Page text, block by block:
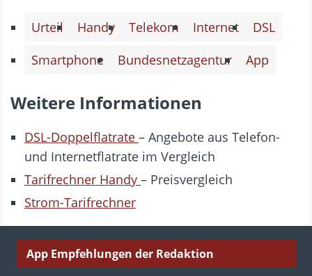
Urteil Handy Telekom Internet
DSL
Smartphone
Bundesnetzagentur App
Weitere Informationen
DSL-Doppelflatrate – Angebote aus Telefon-
und Internetflatrate im Vergleich
Tarifrechner Handy – Preisvergleich
Strom-Tarifrechner
App Empfehlungen der Redaktion